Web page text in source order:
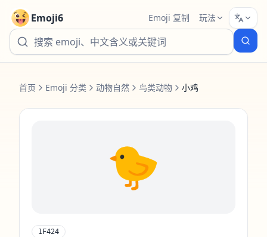
Emoji6 Emoji 复制 玩法
首页 Emoji 分类 动物自然 鸟类动物 小鸡
🐤
1F424